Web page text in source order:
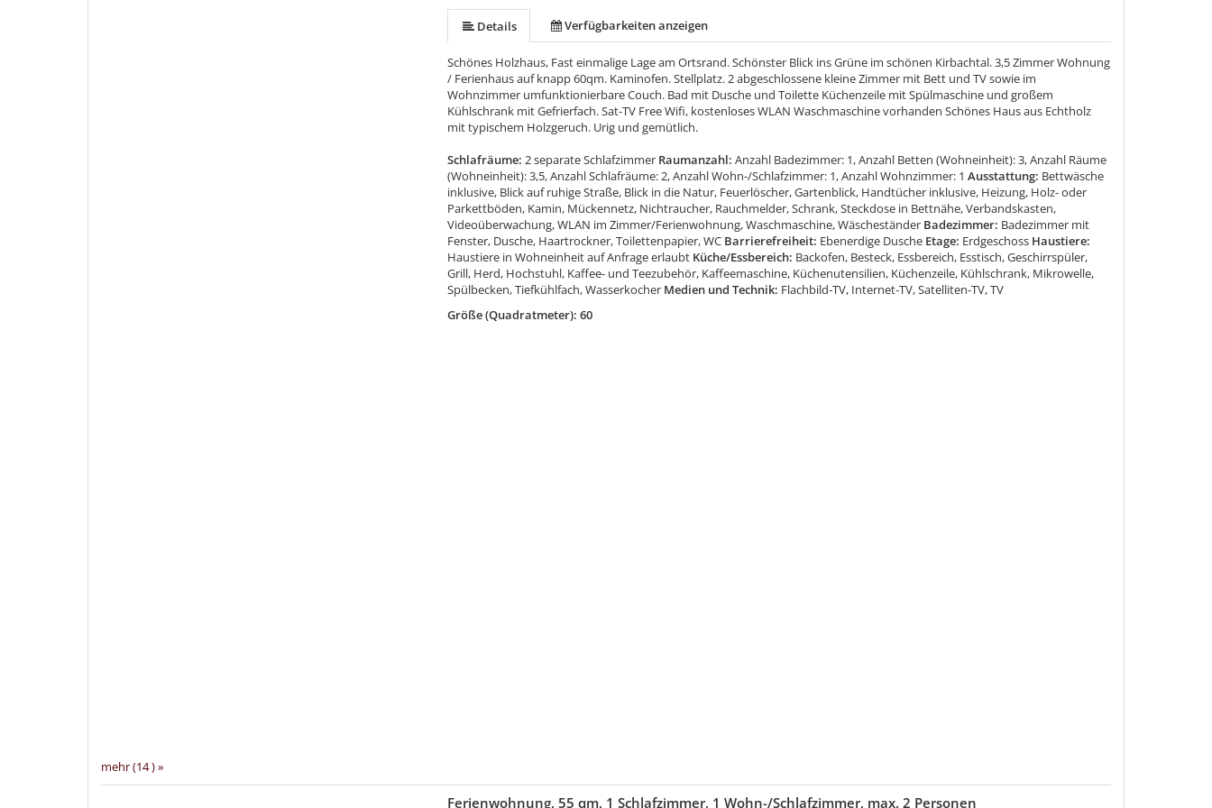
mehr (14 ) »
Details Verfügbarkeiten anzeigen
Schönes Holzhaus, Fast einmalige Lage am Ortsrand. Schönster Blick ins Grüne im schönen Kirbachtal. 3,5 Zimmer Wohnung
/ Ferienhaus auf knapp 60qm. Kaminofen. Stellplatz. 2 abgeschlossene kleine Zimmer mit Bett und TV sowie im
Wohnzimmer umfunktionierbare Couch. Bad mit Dusche und Toilette Küchenzeile mit Spülmaschine und großem
Kühlschrank mit Gefrierfach. Sat-TV Free Wifi, kostenloses WLAN Waschmaschine vorhanden Schönes Haus aus Echtholz
mit typischem Holzgeruch. Urig und gemütlich.
Schlafräume: 2 separate SchlafzimmerRaumanzahl: Anzahl Badezimmer: 1, Anzahl Betten (Wohneinheit): 3, Anzahl Räume
(Wohneinheit): 3,5, Anzahl Schlafräume: 2, Anzahl Wohn-/Schlafzimmer: 1, Anzahl Wohnzimmer: 1 Ausstattung: Bettwäsche
inklusive, Blick auf ruhige Straße, Blick in die Natur, Feuerlöscher, Gartenblick, Handtücher inklusive, Heizung, Holz- oder
Parkettböden, Kamin, Mückennetz, Nichtraucher, Rauchmelder, Schrank, Steckdose in Bettnähe, Verbandskasten,
Videoüberwachung, WLAN im Zimmer/Ferienwohnung, Waschmaschine, WäscheständerBadezimmer: Badezimmer mit
Fenster, Dusche, Haartrockner, Toilettenpapier, WCBarrierefreiheit: Ebenerdige DuscheEtage: ErdgeschossHaustiere:
Haustiere in Wohneinheit auf Anfrage erlaubtKüche/Essbereich: Backofen, Besteck, Essbereich, Esstisch, Geschirrspüler,
Grill, Herd, Hochstuhl, Kaffee- und Teezubehör, Kaffeemaschine, Küchenutensilien, Küchenzeile, Kühlschrank, Mikrowelle,
Spülbecken, Tiefkühlfach, WasserkocherMedien und Technik: Flachbild-TV, Internet-TV, Satelliten-TV, TV
Größe (Quadratmeter): 60
Ferienwohnung, 55 qm, 1 Schlafzimmer, 1 Wohn-/Schlafzimmer, max. 2 Personen